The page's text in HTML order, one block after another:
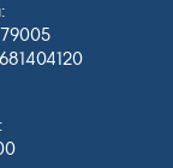
79005